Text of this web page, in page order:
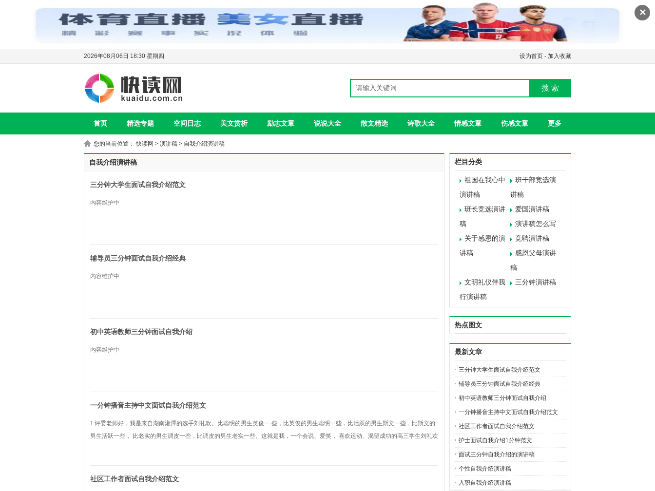
✕
设为首页 - 加入收藏
2026年08月06日 18:30 星期四
搜 索
首页 精选专题 空间日志 美文赏析 励志文章 说说大全 散文精选 诗歌大全 情感文章 伤感文章 更多
您的当前位置：快读网 > 演讲稿 > 自我介绍演讲稿
自我介绍演讲稿
三分钟大学生面试自我介绍范文
内容维护中
辅导员三分钟面试自我介绍经典
内容维护中
初中英语教师三分钟面试自我介绍
内容维护中
一分钟播音主持中文面试自我介绍范文
1.评委老师好，我是来自湖南湘潭的选手刘礼欢。比聪明的男生英俊一 些，比英俊的男生聪明一些，比活跃的男生斯文一些，比斯文的
男生活跃一些， 比老实的男生调皮一些，比调皮的男生老实一些。这就是我，一个会说、爱笑， 喜欢运动、渴望成功的高三学生刘礼欢
社区工作者面试自我介绍范文
栏目分类
祖国在我心中
演讲稿
班干部竞选演
讲稿
班长竞选演讲
稿
爱国演讲稿
演讲稿怎么写
关于感恩的演
讲稿
竞聘演讲稿
感恩父母演讲
稿
文明礼仪伴我
行演讲稿
三分钟演讲稿
热点图文
最新文章
三分钟大学生面试自我介绍范文
辅导员三分钟面试自我介绍经典
初中英语教师三分钟面试自我介绍
一分钟播音主持中文面试自我介绍范文
社区工作者面试自我介绍范文
护士面试自我介绍1分钟范文
面试三分钟自我介绍的演讲稿
个性自我介绍演讲稿
入职自我介绍演讲稿